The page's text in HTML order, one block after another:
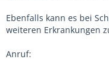
Ebenfalls kann es bei
weiteren Erkrankungen
Anruf: